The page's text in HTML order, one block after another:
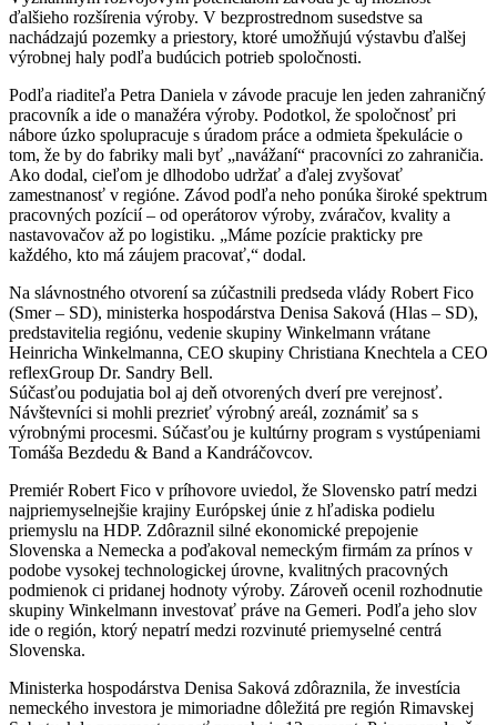
ďalšieho rozšírenia výroby. V bezprostrednom susedstve sa
nachádzajú pozemky a priestory, ktoré umožňujú výstavbu ďalšej
výrobnej haly podľa budúcich potrieb spoločnosti.
Podľa riaditeľa Petra Daniela v závode pracuje len jeden zahraničný
pracovník a ide o manažéra výroby. Podotkol, že spoločnosť pri
nábore úzko spolupracuje s úradom práce a odmieta špekulácie o
tom, že by do fabriky mali byť „navážaní“ pracovníci zo zahraničia.
Ako dodal, cieľom je dlhodobo udržať a ďalej zvyšovať
zamestnanosť v regióne. Závod podľa neho ponúka široké spektrum
pracovných pozícií – od operátorov výroby, zváračov, kvality a
nastavovačov až po logistiku. „Máme pozície prakticky pre
každého, kto má záujem pracovať,“ dodal.
Na slávnostného otvorení sa zúčastnili predseda vlády Robert Fico
(Smer – SD), ministerka hospodárstva Denisa Saková (Hlas – SD),
predstavitelia regiónu, vedenie skupiny Winkelmann vrátane
Heinricha Winkelmanna, CEO skupiny Christiana Knechtela a CEO
reflexGroup Dr. Sandry Bell.
Súčasťou podujatia bol aj deň otvorených dverí pre verejnosť.
Návštevníci si mohli prezrieť výrobný areál, zoznámiť sa s
výrobnými procesmi. Súčasťou je kultúrny program s vystúpeniami
Tomáša Bezdedu & Band a Kandráčovcov.
Premiér Robert Fico v príhovore uviedol, že Slovensko patrí medzi
najpriemyselnejšie krajiny Európskej únie z hľadiska podielu
priemyslu na HDP. Zdôraznil silné ekonomické prepojenie
Slovenska a Nemecka a poďakoval nemeckým firmám za prínos v
podobe vysokej technologickej úrovne, kvalitných pracovných
podmienok ci pridanej hodnoty výroby. Zároveň ocenil rozhodnutie
skupiny Winkelmann investovať práve na Gemeri. Podľa jeho slov
ide o región, ktorý nepatrí medzi rozvinuté priemyselné centrá
Slovenska.
Ministerka hospodárstva Denisa Saková zdôraznila, že investícia
nemeckého investora je mimoriadne dôležitá pre región Rimavskej